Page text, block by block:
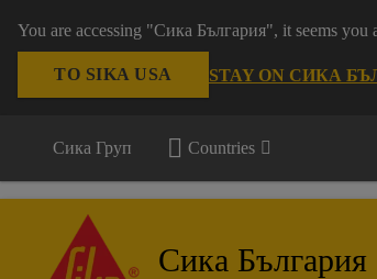
You are accessing "Сика България", it seems
TO SIKA USA STAY ON СИКА
Сика Груп Countries
Сика България